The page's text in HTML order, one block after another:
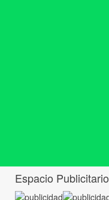
Espacio Publicitario